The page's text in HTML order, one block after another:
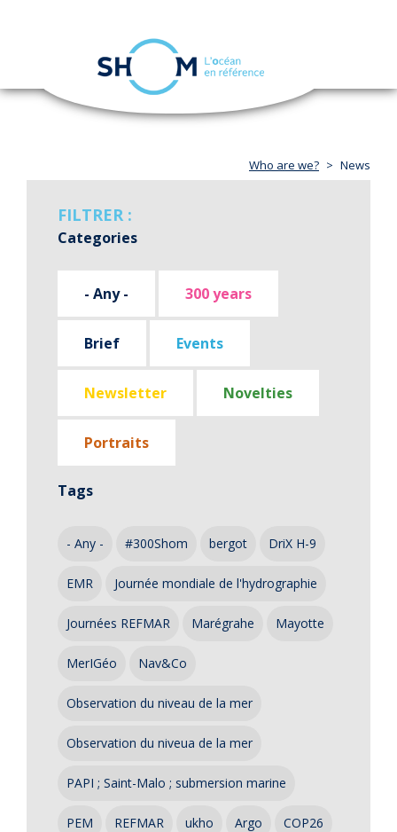
Skip
navigation
Who are we? News
FILTRER :
Categories
- Any - 300 years
Brief Events
Newsletter Novelties
Portraits
Tags
- Any - #300Shom bergot DriX H-9
EMR Journée mondiale de l'hydrographie
Journées REFMAR Marégrahe Mayotte
MerIGéo Nav&Co
Observation du niveau de la mer
Observation du niveua de la mer
PAPI ; Saint-Malo ; submersion marine
PEM REFMAR ukho Argo COP26